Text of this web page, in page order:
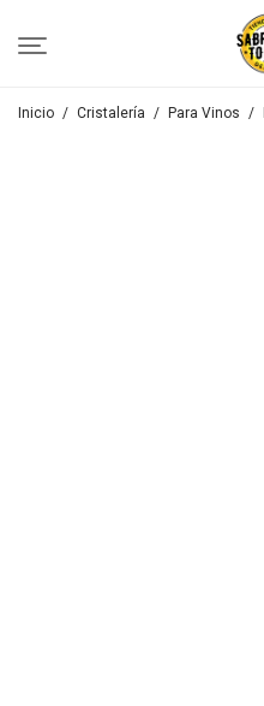
Inicio / Cristalería / Para Vinos /